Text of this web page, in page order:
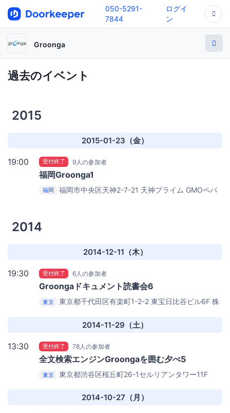
050-5291-
7844
ログイ
ン
Groonga
過去のイベント
2015
2015-01-23（金）
19:00 受付終了 9人の参加者
福岡Groonga1
福岡 福岡市中央区天神2-7-21 天神プライム GMOペパ
2014
2014-12-11（木）
19:30 受付終了 6人の参加者
Groongaドキュメント読書会6
東京 東京都千代田区有楽町1-2-2 東宝日比谷ビル6F 株
2014-11-29（土）
13:30 受付終了 78人の参加者
全文検索エンジンGroongaを囲む夕べ5
東京
東京都渋谷区桜丘町26-1セルリアンタワー11F
2014-10-27（月）